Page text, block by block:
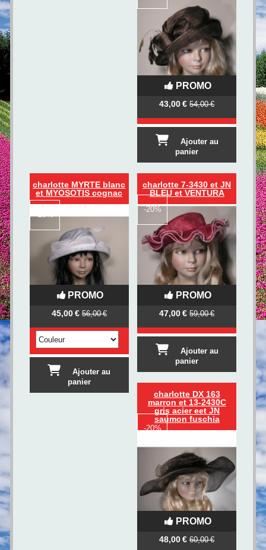
PROMO
43,00€ 54,00€
Ajouter au
panier
charlotte MYRTE blanc
et MYOSOTIS cognac
PROMO
-20%
45,00€ 56,00€
Ajouter au
panier
charlotte 7-3430 et JN
BLEU et VENTURA
PROMO
-20%
47,00€ 59,00€
Ajouter au
panier
charlotte DX 163
marron et 13-2430C
gris acier eet JN
saumon fuschia
PROMO
-20%
48,00€ 60,00€